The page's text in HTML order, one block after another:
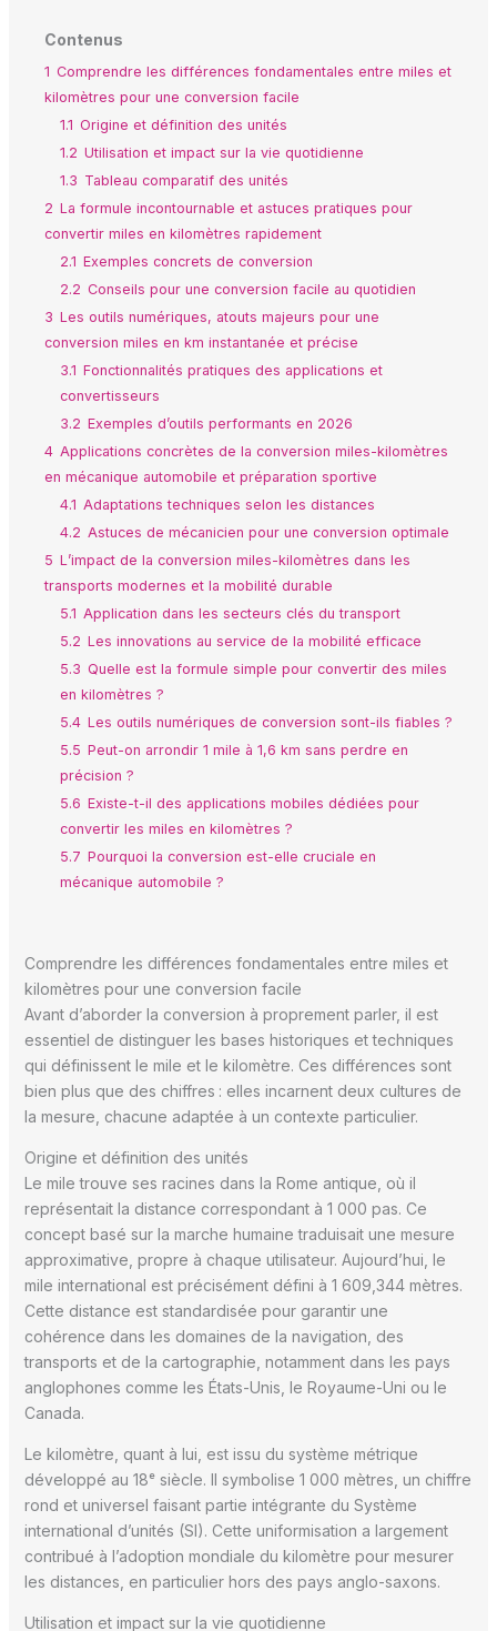
Contenus
1 Comprendre les différences fondamentales entre miles et
kilomètres pour une conversion facile
1.1 Origine et définition des unités
1.2 Utilisation et impact sur la vie quotidienne
1.3 Tableau comparatif des unités
2 La formule incontournable et astuces pratiques pour
convertir miles en kilomètres rapidement
2.1 Exemples concrets de conversion
2.2 Conseils pour une conversion facile au quotidien
3 Les outils numériques, atouts majeurs pour une
conversion miles en km instantanée et précise
3.1 Fonctionnalités pratiques des applications et
convertisseurs
3.2 Exemples d’outils performants en 2026
4 Applications concrètes de la conversion miles-kilomètres
en mécanique automobile et préparation sportive
4.1 Adaptations techniques selon les distances
4.2 Astuces de mécanicien pour une conversion optimale
5 L’impact de la conversion miles-kilomètres dans les
transports modernes et la mobilité durable
5.1 Application dans les secteurs clés du transport
5.2 Les innovations au service de la mobilité efficace
5.3 Quelle est la formule simple pour convertir des miles
en kilomètres ?
5.4 Les outils numériques de conversion sont-ils fiables ?
5.5 Peut-on arrondir 1 mile à 1,6 km sans perdre en
précision ?
5.6 Existe-t-il des applications mobiles dédiées pour
convertir les miles en kilomètres ?
5.7 Pourquoi la conversion est-elle cruciale en
mécanique automobile ?
Comprendre les différences fondamentales entre miles et
kilomètres pour une conversion facile
Avant d’aborder la conversion à proprement parler, il est
essentiel de distinguer les bases historiques et techniques
qui définissent le mile et le kilomètre. Ces différences sont
bien plus que des chiffres : elles incarnent deux cultures de
la mesure, chacune adaptée à un contexte particulier.
Origine et définition des unités
Le mile trouve ses racines dans la Rome antique, où il
représentait la distance correspondant à 1 000 pas. Ce
concept basé sur la marche humaine traduisait une mesure
approximative, propre à chaque utilisateur. Aujourd’hui, le
mile international est précisément défini à 1 609,344 mètres.
Cette distance est standardisée pour garantir une
cohérence dans les domaines de la navigation, des
transports et de la cartographie, notamment dans les pays
anglophones comme les États-Unis, le Royaume-Uni ou le
Canada.
Le kilomètre, quant à lui, est issu du système métrique
développé au 18ᵉ siècle. Il symbolise 1 000 mètres, un chiffre
rond et universel faisant partie intégrante du Système
international d’unités (SI). Cette uniformisation a largement
contribué à l’adoption mondiale du kilomètre pour mesurer
les distances, en particulier hors des pays anglo-saxons.
Utilisation et impact sur la vie quotidienne